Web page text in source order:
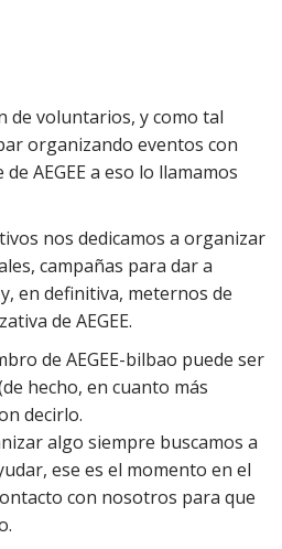
de voluntarios, y como tal
organizando eventos con
AEGEE a eso lo llamamos
nos dedicamos a organizar
campañas para dar a
en definitiva, meternos de
de AEGEE.
de AEGEE-bilbao puede ser
hecho, en cuanto más
decirlo.
algo siempre buscamos a
ese es el momento en el
con nosotros para que